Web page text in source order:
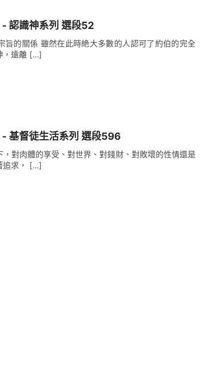
認識神系列 選段52
旨的關係 雖然在此時絶大多數的人認可了約伯的完全
，遠離 […]
基督徒生活系列 選段596
對肉體的享受、對世界、對錢財、對敗壞的性情還是
追求， […]